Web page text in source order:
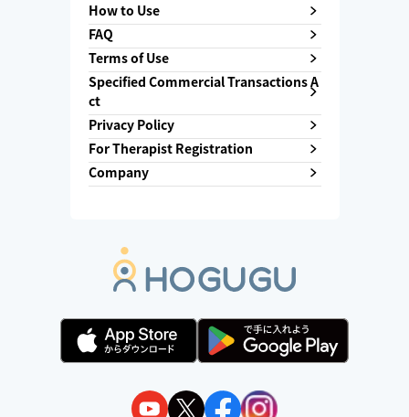
How to Use
FAQ
Terms of Use
Specified Commercial Transactions A
ct
Privacy Policy
For Therapist Registration
Company